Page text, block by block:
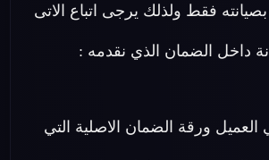
فقط ولذلك يرجى اتباع الاتى
داخل الضمان الذي نقدمه :
ورقة الضمان الاصلية التي